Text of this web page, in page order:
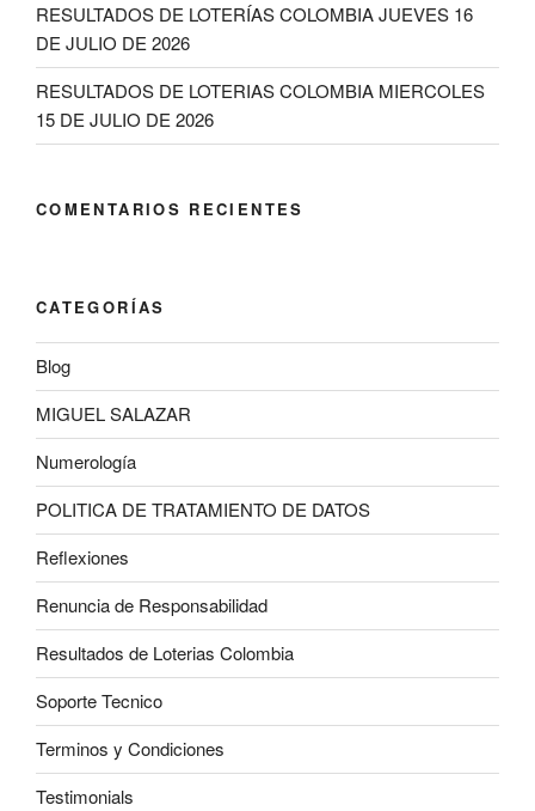
RESULTADOS DE LOTERÍAS COLOMBIA JUEVES 16
DE JULIO DE 2026
RESULTADOS DE LOTERIAS COLOMBIA MIERCOLES
15 DE JULIO DE 2026
COMENTARIOS RECIENTES
CATEGORÍAS
Blog
MIGUEL SALAZAR
Numerología
POLITICA DE TRATAMIENTO DE DATOS
Reflexiones
Renuncia de Responsabilidad
Resultados de Loterias Colombia
Soporte Tecnico
Terminos y Condiciones
Testimonials